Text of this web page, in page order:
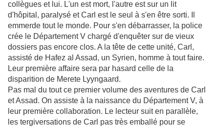
collègues et lui. L'un est mort, l'autre est sur un lit
d'hôpital, paralysé et Carl est le seul à s'en être sorti. Il
emmerde tout le monde. Pour s'en débarrasser, la police
crée le Département V chargé d'enquêter sur de vieux
dossiers pas encore clos. A la tête de cette unité, Carl,
assisté de Hafez al Assad, un Syrien, homme à tout faire.
Leur première affaire sera par hasard celle de la
disparition de Merete Lyyngaard.
Pas mal du tout ce premier volume des aventures de Carl
et Assad. On assiste à la naissance du Département V, à
leur première collaboration. Le lecteur suit en parallèle,
les tergiversations de Carl pas très emballé pour se